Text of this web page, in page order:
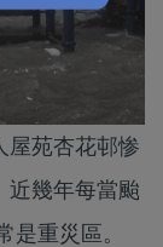
屋苑杏花邨惨
近幾年每當颱
是重災區。